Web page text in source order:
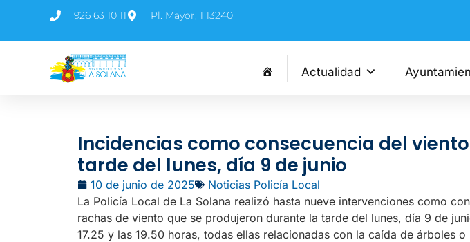
926 63 10 11 Pl. Mayor, 1 13240
Actualidad
Incidencias como consecuencia del
tarde del lunes, día 9 de junio
10 de junio de 2025
Noticias Policía Local
La Policía Local de La Solana realizó hasta nueve intervenciones como
rachas de viento que se produjeron durante la tarde del lunes, día 9 de
17.25 y las 19.50 horas, todas ellas relacionadas con la caída de árboles